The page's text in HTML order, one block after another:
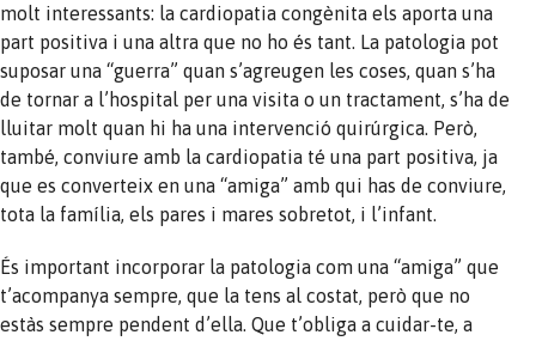
molt interessants: la cardiopatia congènita els aporta una
part positiva i una altra que no ho és tant. La patologia pot
suposar una “guerra” quan s’agreugen les coses, quan s’ha
de tornar a l’hospital per una visita o un tractament, s’ha de
lluitar molt quan hi ha una intervenció quirúrgica. Però,
també, conviure amb la cardiopatia té una part positiva, ja
que es converteix en una “amiga” amb qui has de conviure,
tota la família, els pares i mares sobretot, i l’infant.
És important incorporar la patologia com una “amiga” que
t’acompanya sempre, que la tens al costat, però que no
estàs sempre pendent d’ella. Que t’obliga a cuidar-te, a